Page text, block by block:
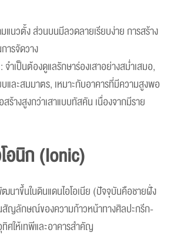
แนวตั้ง ส่วนบนมีลวดลายเรียบง่าย การสร้าง
ารจัดวาง
ำเป็นต้องดูแลรักษาร่องเสาอย่างสม่ำเสมอ,
บและสมมาตร, เหมาะกับอาคารที่มีความสูงพอ
างสูงกว่าเสาแบบทัสคัน เนื่องจากมีราย
อนิก (Ionic)
ฒนาขึ้นในดินแดนไอโอเนีย (ปัจจุบันคือชายฝั่ง
ญลักษณ์ของความก้าวหน้าทางศิลปะกรีก-
ทิศให้เทพีและอาคารสำคัญ